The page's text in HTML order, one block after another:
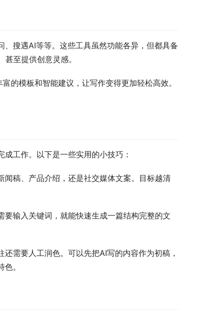
搜遇AI等等。这些工具虽然功能各异，但都具备
至提供创意灵感。
的模板和智能建议，让写作变得更加轻松高效。
工作。以下是一些实用的小技巧：
稿、产品介绍，还是社交媒体文案。目标越清
输入关键词，就能快速生成一篇结构完整的文
需要人工润色。可以先把AI写的内容作为初稿，
。